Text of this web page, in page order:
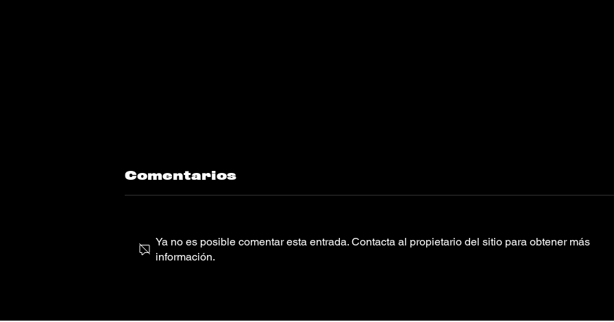
Looking Glass”
Comentarios
Ya no es posible comentar esta entrada. Contacta al propietario del sitio para obtener más
información.